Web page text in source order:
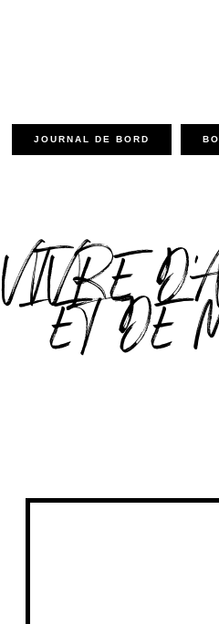
JOURNAL DE BORD
VIVRE
ET DE